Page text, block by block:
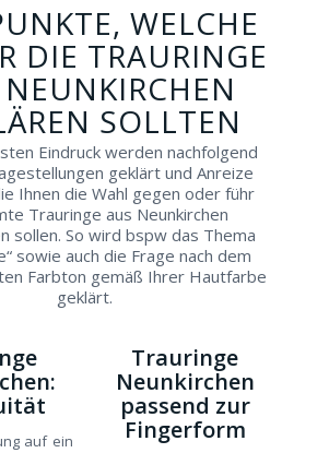
WELCHE
DIE TRAURINGE
SOLLTEN
Eindruck werden nachfolgend
geklärt und Anreize
Ihnen die Wahl gegen oder führ
Trauringe aus Neunkirchen
sollen. So wird bspw das Thema
sowie auch die Frage nach dem
Farbton gemäß Ihrer Hautfarbe
geklärt.
auf ein
Trauringe
Neunkirchen
passend zur
Fingerform